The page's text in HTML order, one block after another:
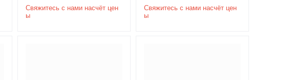
Свяжитесь с нами насчёт цен
ы
Свяжитесь с нами насчёт цен
ы